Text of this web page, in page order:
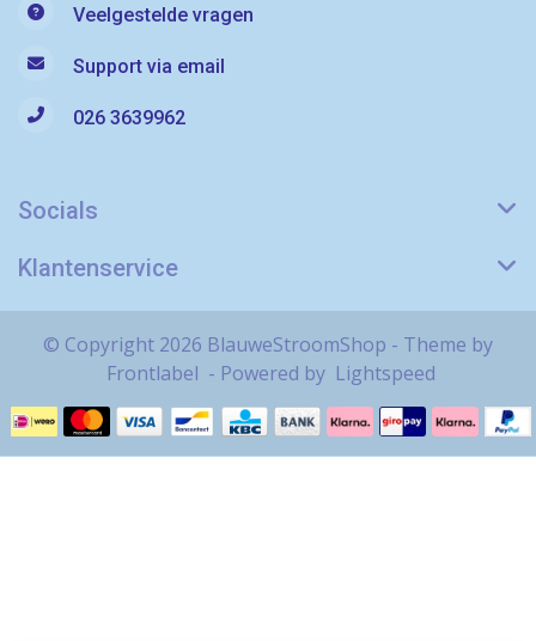
Veelgestelde vragen
Support via email
026 3639962
Socials
Klantenservice
© Copyright 2026 BlauweStroomShop - Theme by
Frontlabel - Powered by Lightspeed